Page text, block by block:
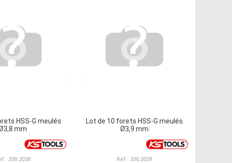
HSS-G meulés
mm
: 330.2038
Lot de 10 forets HSS-G meulés
Ø3,9 mm
Ref : 330.2039